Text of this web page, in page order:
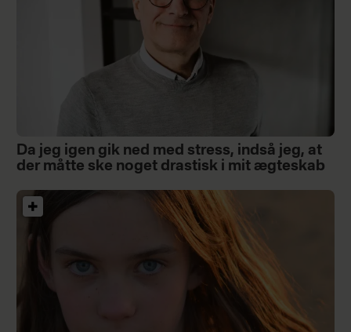
Da jeg igen gik ned med stress, indså jeg, at
der måtte ske noget drastisk i mit ægteskab